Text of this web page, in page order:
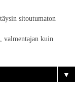
sitoutumaton
valmentajan kuin
▼